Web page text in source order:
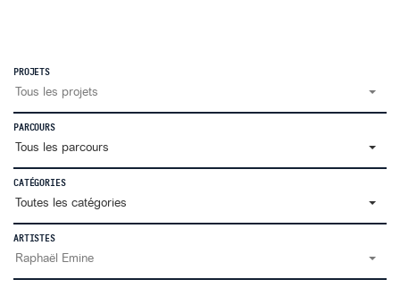
PROJETS
Tous les projets
PARCOURS
Tous les parcours
CATÉGORIES
Toutes les catégories
ARTISTES
Raphaël Emine